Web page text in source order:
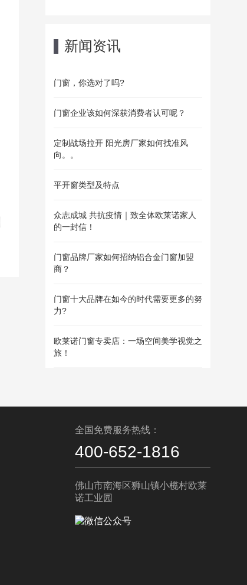
新闻资讯
门窗，你选对了吗?
门窗企业该如何深获消费者认可呢？
定制战场拉开 阳光房厂家如何找准风
向。。
平开窗类型及特点
众志成城 共抗疫情｜致全体欧莱诺家人
的一封信！
门窗品牌厂家如何招纳铝合金门窗加盟
商？
门窗十大品牌在如今的时代需要更多的努
力?
欧莱诺门窗专卖店：一场空间美学视觉之
旅！
全国免费服务热线：
400-652-1816
佛山市南海区狮山镇小榄村欧莱
诺工业园